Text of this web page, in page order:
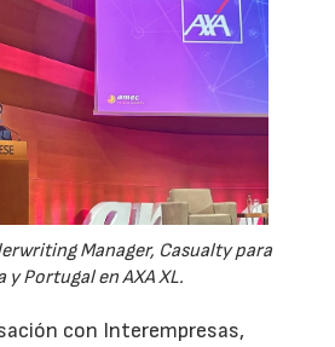
Manager, Casualty para
y Portugal en AXA XL.
con Interempresas,